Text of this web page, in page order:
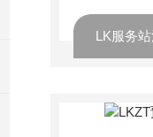
LK服务